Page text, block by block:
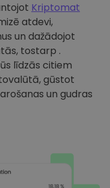
Kriptomat
atdevi,
un dažādojot
tostarp .
līdzās citiem
gūstot
un gudras